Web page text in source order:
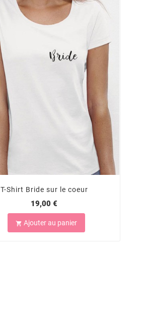
T-Shirt Bride sur le coeur
19,00 €
 Ajouter au panier